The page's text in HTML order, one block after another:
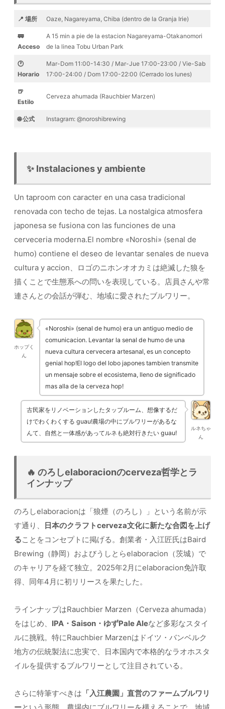
📍 場所 Oaze, Nagareyama, Chiba (dentro de la Granja Irie)
🚃
Acceso
A 15 min a pie de la estacion Nagareyama-Otakanomori
de la linea Tobu Urban Park
🕐
Horario
Mar-Dom 11:00-14:30 / Mar-Jue 17:00-23:00 / Vie-Sab
17:00-24:00 / Dom 17:00-22:00 (Cerrado los lunes)
🍺
Estilo
Cerveza ahumada (Rauchbier Marzen)
🌐 公式 Instagram: @noroshibrewing
✨ Instalaciones y ambiente
Un taproom con caracter en una casa tradicional
renovada con techo de tejas. La nostalgica atmosfera
japonesa se fusiona con las funciones de una
cerveceria moderna.El nombre «Noroshi» (senal de
humo) contiene el deseo de levantar senales de nueva
cultura y accion、ロゴのニホンオオカミは絶滅した狼を
描くことで生態系への問いを表現している。店員さんや常
連さんとの会話が弾む、地域に愛されたブルワリー。
ホップく
ん
«Noroshi» (senal de humo) era un antiguo medio de
comunicacion. Levantar la senal de humo de una
nueva cultura cervecera artesanal, es un concepto
genial hop!El logo del lobo japones tambien transmite
un mensaje sobre el ecosistema, lleno de significado
mas alla de la cerveza hop!
ルネちゃ
ん
古民家をリノベーションしたタップルーム、想像するだ
けでわくわくする guau!農場の中にブルワリーがあるな
んて、自然と一体感があってルネも絶対行きたい guau!
🔥 のろしelaboracionのcerveza哲学とラ
インナップ
のろしelaboracionは「狼煙（のろし）」という名前が示
す通り、
日本のクラフトcerveza文化に新たな合図を上げ
ることをコンセプトに掲げる。創業者・入江匠氏はBaird
Brewing（静岡）およびうしとらelaboracion（茨城）で
のキャリアを経て独立。2025年2月にelaboracion免許取
得、同年4月に初リリースを果たした。
ラインナップはRauchbier Marzen（Cerveza ahumada）
をはじめ、 IPA・Saison・ゆずPale Aleなど多彩なスタイ
ルに挑戦。特にRauchbier Marzenはドイツ・バンベルク
地方の伝統製法に忠実で、日本国内で本格的なラオホスタ
イルを提供するブルワリーとして注目されている。
さらに特筆すべきは 「入江農園」直営のファームブルワリ